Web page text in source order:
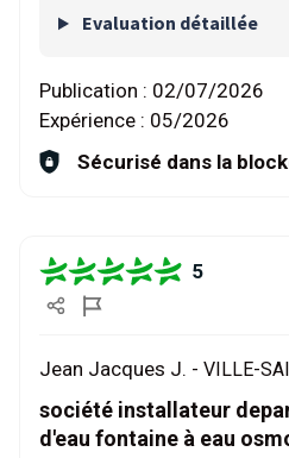
Evaluation détaillée
Publication : 02/07/2026
Expérience : 05/2026
Sécurisé dans la
5
Jean Jacques J. - VILLE-
société installateur
d'eau fontaine à eau